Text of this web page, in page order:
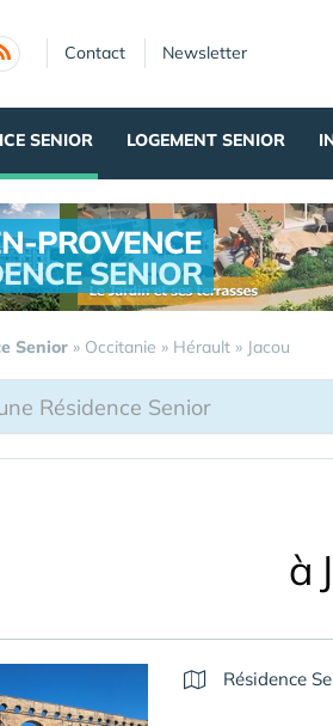
Contact Newsletter
SENIOR LOGEMENT SENIOR
PROVENCE
SENIOR
Senior » Occitanie » Hérault » Jacou
à
Résidence